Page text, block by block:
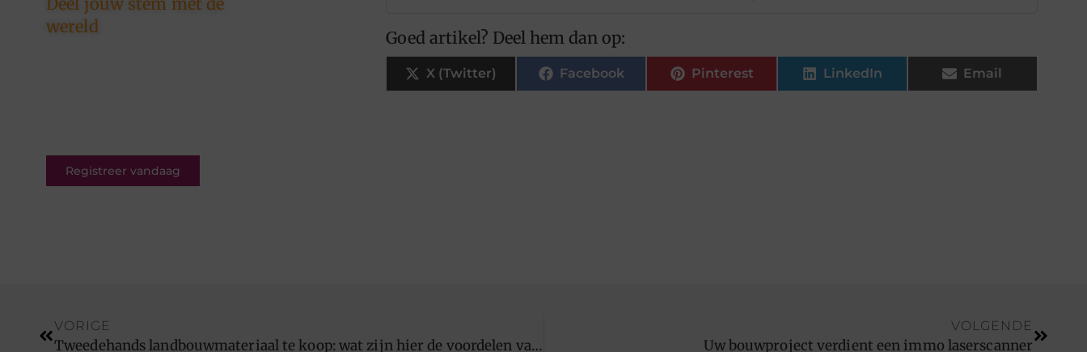
wereld
Registreer vandaag
Goed artikel? Deel hem dan op:
X (Twitter) Facebook Pinterest LinkedIn Email
VORIGE
Tweedehands landbouwmateriaal te koop: wat zijn hier de voordelen van?
VOLGENDE
Uw bouwproject verdient een immo laserscanner